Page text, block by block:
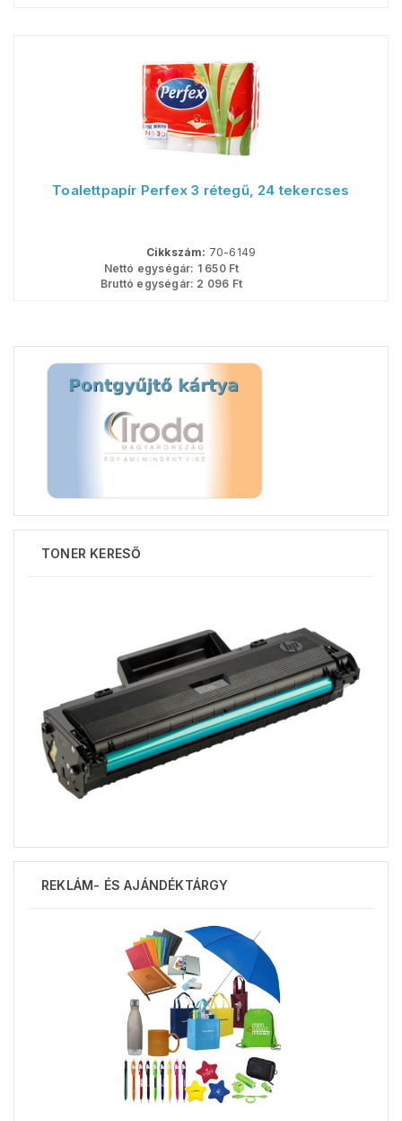
Toalettpapír Perfex 3 rétegű, 24 tekercses
Cikkszám: 70-6149
Nettó egységár: 1 650Ft
Bruttó egységár: 2 096 Ft
TONER KERESŐ
REKLÁM- ÉS AJÁNDÉKTÁRGY